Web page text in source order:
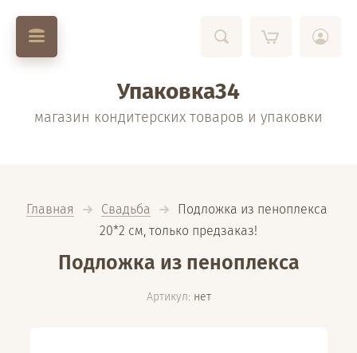
Упаковка34
магазин кондитерских товаров и упаковки
Главная Свадьба
  Подложка из пеноплекса
20*2 см, только предзаказ!
Подложка из пеноплекса
Артикул: нет